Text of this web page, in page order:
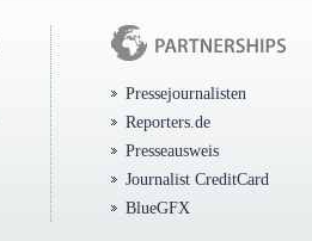
Pressejournalisten
Reporters.de
Presseausweis
Journalist CreditCard
BlueGFX